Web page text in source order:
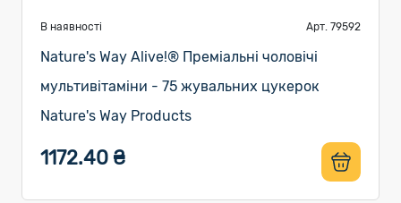
В наявності Арт. 79592
Nature's Way Alive!® Преміальні чоловічі
мультивітаміни - 75 жувальних цукерок
Nature's Way Products
1172.40 ₴